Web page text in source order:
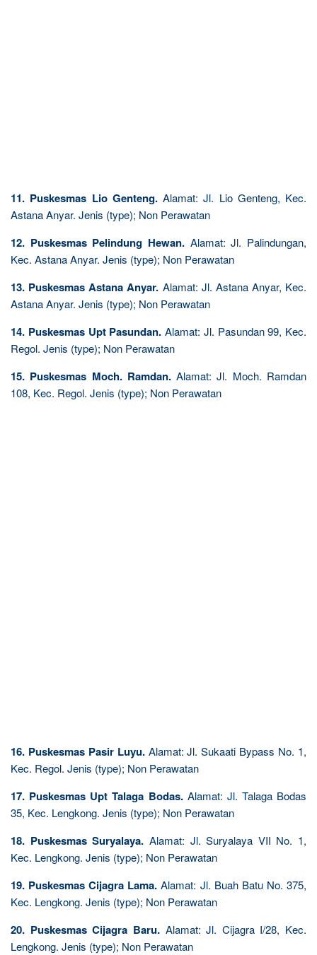
11. Puskesmas Lio Genteng.Alamat: Jl. Lio Genteng, Kec.
Astana Anyar. Jenis (type); Non Perawatan
12. Puskesmas Pelindung Hewan. Alamat: Jl. Palindungan,
Kec. Astana Anyar. Jenis (type); Non Perawatan
13. Puskesmas Astana Anyar. Alamat: Jl. Astana Anyar, Kec.
Astana Anyar. Jenis (type); Non Perawatan
14. Puskesmas Upt Pasundan. Alamat: Jl. Pasundan 99, Kec.
Regol. Jenis (type); Non Perawatan
15. Puskesmas Moch. Ramdan.Alamat: Jl. Moch. Ramdan
108, Kec. Regol. Jenis (type); Non Perawatan
16. Puskesmas Pasir Luyu.Alamat: Jl. Sukaati Bypass No. 1,
Kec. Regol. Jenis (type); Non Perawatan
17. Puskesmas Upt Talaga Bodas.Alamat: Jl. Talaga Bodas
35, Kec. Lengkong. Jenis (type); Non Perawatan
18. Puskesmas Suryalaya. Alamat: Jl. Suryalaya VII No. 1,
Kec. Lengkong. Jenis (type); Non Perawatan
19. Puskesmas Cijagra Lama. Alamat: Jl. Buah Batu No. 375,
Kec. Lengkong. Jenis (type); Non Perawatan
20. Puskesmas Cijagra Baru.Alamat: Jl. Cijagra I/28, Kec.
Lengkong. Jenis (type); Non Perawatan